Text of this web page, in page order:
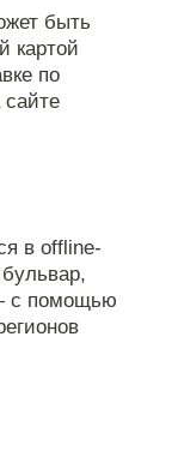
быть
картой
по
в offline-
с помощью